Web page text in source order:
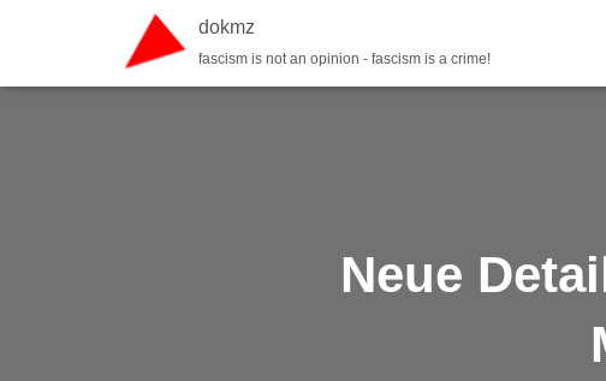
dokmz
fascism is not an opinion - fascism is a crime!
Neue